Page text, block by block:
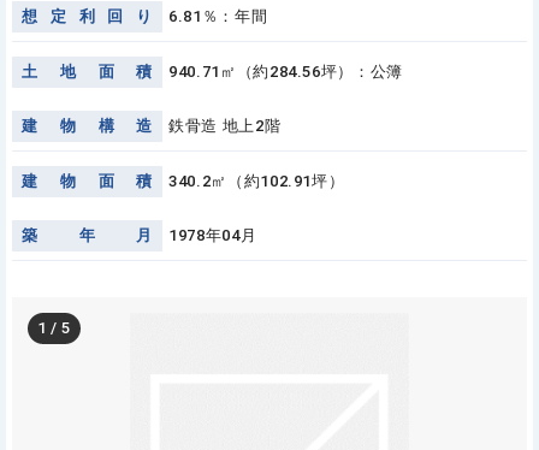
想 定 利 回 り 6.81％：年間
土 地 面 積 940.71㎡（約284.56坪）：公簿
建 物 構 造 鉄骨造 地上2階
建 物 面 積 340.2㎡（約102.91坪）
築 年 月 1978年04月
1 /5